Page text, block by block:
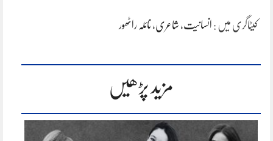
کیٹاگری میں : انسانیت، شاعری، نائلہ راٹھور
مزید پڑھیں